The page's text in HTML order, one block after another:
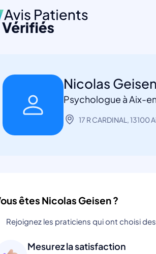
Nicolas Geisen
Psychologue à Aix-
17 R CARDINAL,
êtes Nicolas Geisen ?
Rejoignez les praticiens qui ont choisi
Mesurez la satisfaction